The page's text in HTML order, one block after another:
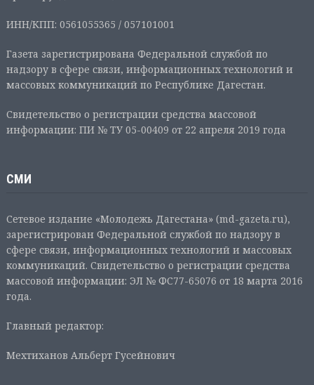
ИНН/КПП: 0561055365 / 057101001
Газета зарегистрирована Федеральной службой по
надзору в сфере связи, информационных технологий и
массовых коммуникаций по Республике Дагестан.
Свидетельство о регистрации средства массовой
информации: ПИ № ТУ 05-00409 от 22 апреля 2019 года
СМИ
Сетевое издание «Молодежь Дагестана» (md-gazeta.ru),
зарегистрирован Федеральной службой по надзору в
сфере связи, информационных технологий и массовых
коммуникаций. Свидетельство о регистрации средства
массовой информации: ЭЛ № ФС77-65076 от 18 марта 2016
года.
Главный редактор:
Мехтиханов Альберт Гусейнович